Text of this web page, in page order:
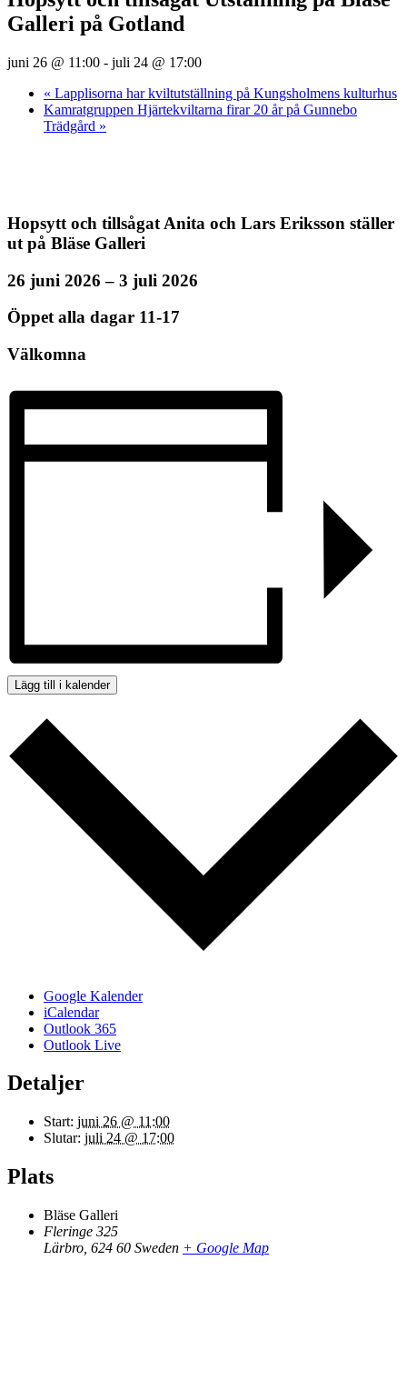
Galleri på Gotland
juni 26 @ 11:00 - juli 24 @ 17:00
« Lapplisorna har kviltutställning på Kungsholmens kulturhus
Kamratgruppen Hjärtekviltarna firar 20 år på Gunnebo
Trädgård »
Hopsytt och tillsågat Anita och Lars Eriksson ställer
ut på Bläse Galleri
26 juni 2026 – 3 juli 2026
Öppet alla dagar 11-17
Välkomna
Lägg till i kalender
Google Kalender
iCalendar
Outlook 365
Outlook Live
Detaljer
Start: juni 26 @ 11:00
Slutar: juli 24 @ 17:00
Plats
Bläse Galleri
Fleringe 325
Lärbro 624 60 Sweden + Google Map